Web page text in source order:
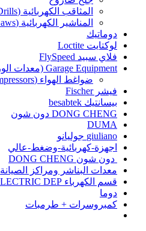
المثاقب الكهربائية (Drills)
المناشير الكهربائية (Saws)
دوماتيك
لوكتايت Loctite
فلاي سبيد FlySpeed
Garage Equipment (معدات الورش)
ضواغط الهواء (Air Compressors)
فيشر Fischer
بيسانتيك besabtek
DONG CHENG دون شون
DUMA
giuliano جوليانو
اجهزة-كهربائية-وضغط-عالي
دون شون DONG CHENG
معدات البناشر ومراكز الصيانة
قسم الكهرباء ELECTRIC DEP
دوما
كمبروسرات + طرمبات